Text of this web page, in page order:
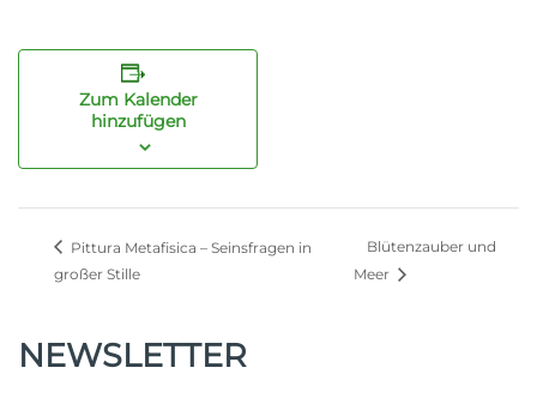
Zum Kalender
hinzufügen
Pittura Metafisica – Seinsfragen in
großer Stille
Blütenzauber und
Meer
NEWSLETTER